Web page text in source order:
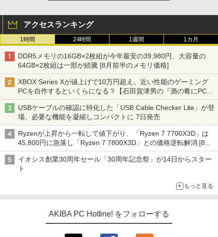
アクセスランキング
1時間 24時間 1週間 1カ月
DDR5メモリの16GB×2枚組が今年最安の39,980円、大容量の
64GB×2枚組は一部が続騰 [8月前半のメモリ価格]
XBOX Series Xが値上げで10万円超え。近い性能のゲーミング
PCを自作するといくらになる？【石田賀津男の『酒の肴にPCゲ
ーム』】
USBケーブルの確認に特化した「USB Cable Checker Lite」が登
場、必要な機能を凝縮しコンパクトに 7日発売
Ryzenが上昇から一転して値下がり、「Ryzen 7 7700X3D」は
45,800円に急落し「Ryzen 7 7800X3D」との価格逆転解消 [8月
前半のCPU価格]
イオシス創業30周年セール「30周年記念祭」が14日からスター
ト
もっと見る
AKIBA PC Hotline! をフォローする